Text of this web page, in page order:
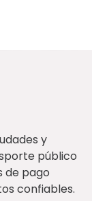
y
público
de pago
confiables.